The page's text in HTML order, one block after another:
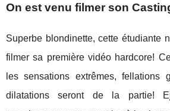
On est venu filmer son
Superbe blondinette, cette étudiante
filmer sa première vidéo hardcore!
les sensations extrêmes, fellations
dilatations seront de la partie!